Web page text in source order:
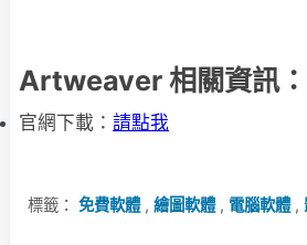
Artweaver 相關資訊：
官網下載： 請點我
標籤： 免費軟體, 繪圖軟體, 電腦軟體,